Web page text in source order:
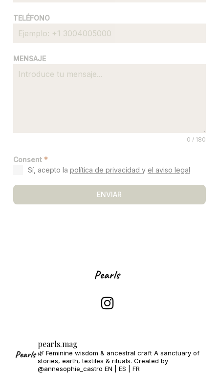
TELÉFONO
MENSAJE
0 / 180
Consent *
Sí, acepto la política de privacidad y el aviso legal
ENVIAR
pearls.mag
🌿 Feminine wisdom & ancestral craftA sanctuary of
stories, earth, textiles & rituals. Created by
@annesophie_castro EN | ES | FR